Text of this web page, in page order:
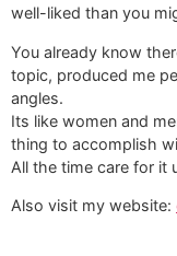
well-liked than you
You already know
topic, produced me
angles.
Its like women and
thing to accomplish
All the time care for it
Also visit my website: